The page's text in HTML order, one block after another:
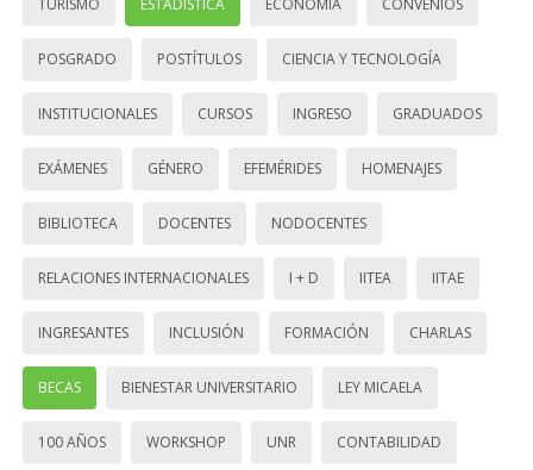
TURISMO ESTADÍSTICA ECONOMÍA CONVENIOS
POSGRADO POSTÍTULOS CIENCIA Y TECNOLOGÍA
INSTITUCIONALES CURSOS INGRESO GRADUADOS
EXÁMENES GÉNERO EFEMÉRIDES HOMENAJES
BIBLIOTECA DOCENTES NODOCENTES
RELACIONES INTERNACIONALES I + D IITEA IITAE
INGRESANTES INCLUSIÓN FORMACIÓN CHARLAS
BECAS BIENESTAR UNIVERSITARIO LEY MICAELA
100 AÑOS WORKSHOP UNR CONTABILIDAD